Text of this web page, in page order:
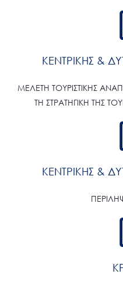
ΚΕΝΤΡΙΚΗΣ &
ΜΕΛΕΤΗ ΤΟΥΡΙΣΤΙΚΗΣ
ΤΗ ΣΤΡΑΤΗΓΙΚΗ ΤΗΣ
ΚΕΝΤΡΙΚΗΣ &